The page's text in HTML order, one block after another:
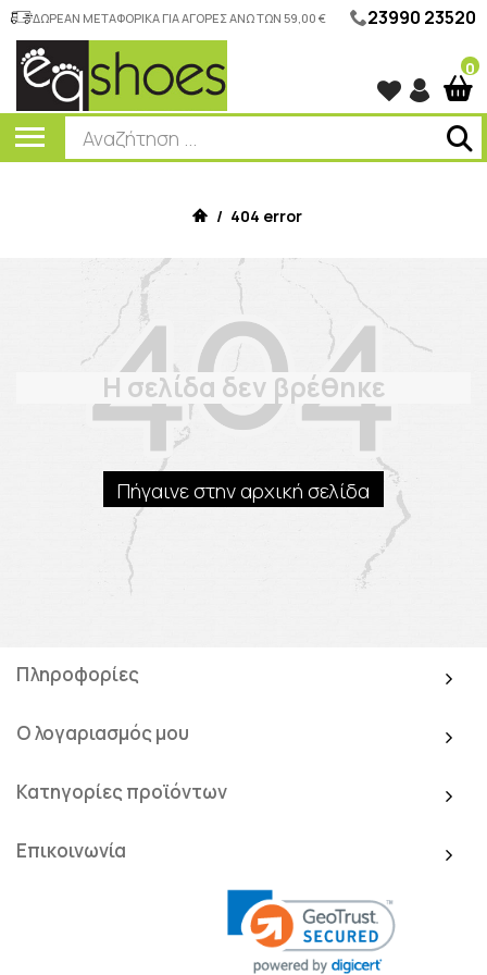
ΔΩΡΕΑΝ ΜΕΤΑΦΟΡΙΚΑ ΓΙΑ ΑΓΟΡΕΣ ΑΝΩ ΤΩΝ 59,00 € 23990 23520
0
/ 404 error
Η σελίδα δεν βρέθηκε
Πήγαινε στην αρχική σελίδα
Πληροφορίες
Ο λογαριασμός μου
Κατηγορίες προϊόντων
Επικοινωνία